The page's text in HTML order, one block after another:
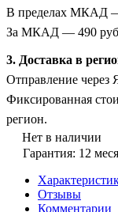
В пределах МКАД
За МКАД — 490
3. Доставка в
Отправление
Фиксированная
регион.
Нет в наличии
Гарантия: 12
Отзывы
Комментарии